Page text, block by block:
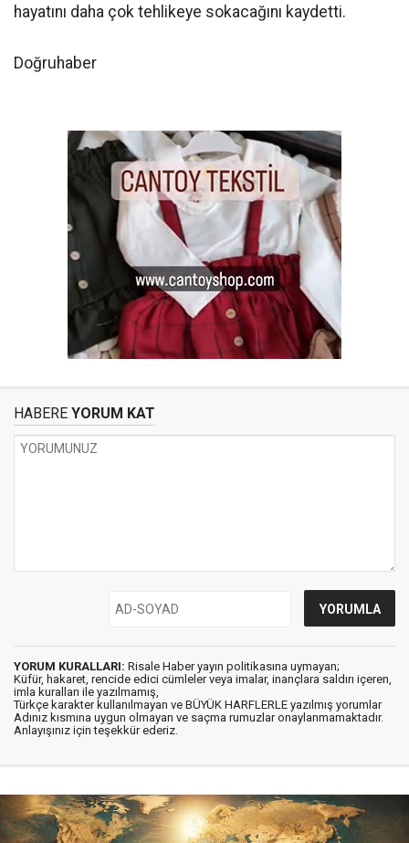
hayatını daha çok tehlikeye sokacağını kaydetti.
Doğruhaber
HABERE YORUM KAT
YORUM KURALLARI: Risale Haber yayın politikasına uymayan;
Küfür, hakaret, rencide edici cümleler veya imalar, inançlara saldırı içeren,
imla kuralları ile yazılmamış,
Türkçe karakter kullanılmayan ve BÜYÜK HARFLERLE yazılmış yorumlar
Adınız kısmına uygun olmayan ve saçma rumuzlar onaylanmamaktadır.
Anlayışınız için teşekkür ederiz.